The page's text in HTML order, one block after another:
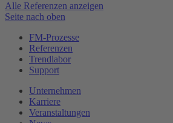
Alle Referenzen anzeigen
Seite nach oben
FM-Prozesse
Referenzen
Trendlabor
Support
Unternehmen
Karriere
Veranstaltungen